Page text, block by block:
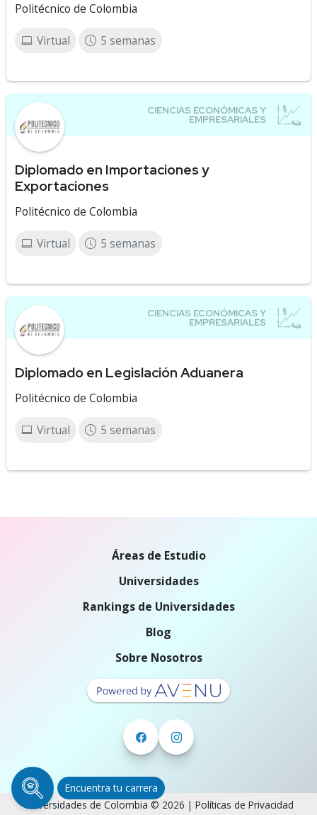
Politécnico de Colombia
Virtual 5 semanas
Diplomado en Importaciones y
Exportaciones
Politécnico de Colombia
Virtual 5 semanas
Diplomado en Legislación Aduanera
Politécnico de Colombia
Virtual 5 semanas
Encuentra tu carrera
Áreas de Estudio
Universidades
Rankings de Universidades
Blog
Sobre Nosotros
Universidades de Colombia © 2026 | Políticas de Privacidad